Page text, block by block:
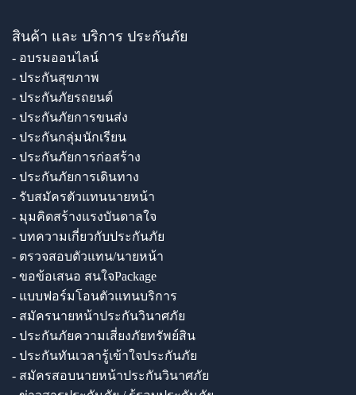
สินค้า และ บริการ ประกันภัย
- อบรมออนไลน์
- ประกันสุขภาพ
- ประกันภัยรถยนต์
- ประกันภัยการขนส่ง
- ประกันกลุ่มนักเรียน
- ประกันภัยการก่อสร้าง
- ประกันภัยการเดินทาง
- รับสมัครตัวแทนนายหน้า
- มุมคิดสร้างแรงบันดาลใจ
- บทความเกี่ยวกับประกันภัย
- ตรวจสอบตัวแทน/นายหน้า
- ขอข้อเสนอ สนใจPackage
- แบบฟอร์มโอนตัวแทนบริการ
- สมัครนายหน้าประกันวินาศภัย
- ประกันภัยความเสี่ยงภัยทรัพย์สิน
- ประกันทันเวลารู้เข้าใจประกันภัย
- สมัครสอบนายหน้าประกันวินาศภัย